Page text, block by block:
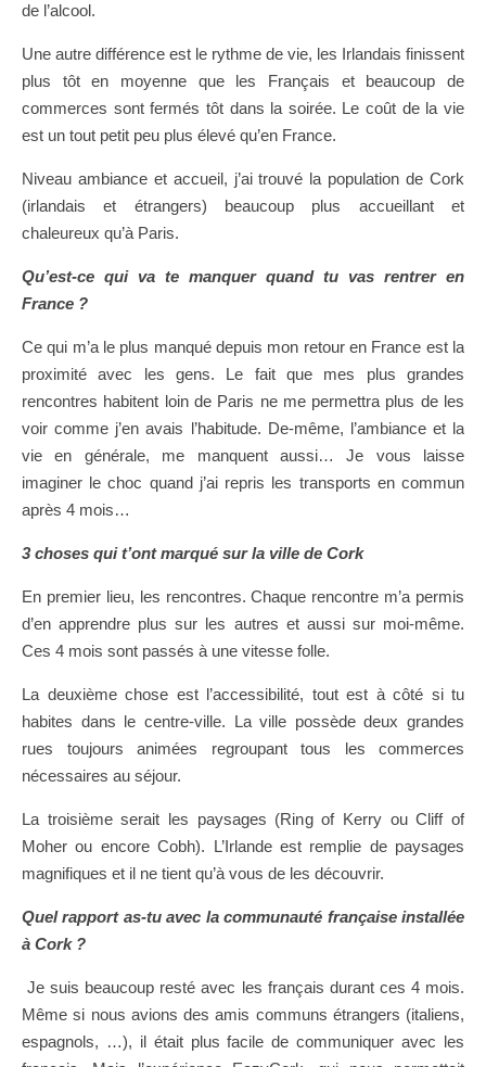
de l’alcool.
Une autre différence est le rythme de vie, les Irlandais finissent
plus tôt en moyenne que les Français et beaucoup de
commerces sont fermés tôt dans la soirée. Le coût de la vie
est un tout petit peu plus élevé qu’en France.
Niveau ambiance et accueil, j’ai trouvé la population de Cork
(irlandais et étrangers) beaucoup plus accueillant et
chaleureux qu’à Paris.
Qu’est-ce qui va te manquer quand tu vas rentrer en
France ?
Ce qui m’a le plus manqué depuis mon retour en France est la
proximité avec les gens. Le fait que mes plus grandes
rencontres habitent loin de Paris ne me permettra plus de les
voir comme j’en avais l’habitude. De-même, l’ambiance et la
vie en générale, me manquent aussi… Je vous laisse
imaginer le choc quand j’ai repris les transports en commun
après 4 mois…
3 choses qui t’ont marqué sur la ville de Cork
En premier lieu, les rencontres. Chaque rencontre m’a permis
d’en apprendre plus sur les autres et aussi sur moi-même.
Ces 4 mois sont passés à une vitesse folle.
La deuxième chose est l’accessibilité, tout est à côté si tu
habites dans le centre-ville. La ville possède deux grandes
rues toujours animées regroupant tous les commerces
nécessaires au séjour.
La troisième serait les paysages (Ring of Kerry ou Cliff of
Moher ou encore Cobh). L’Irlande est remplie de paysages
magnifiques et il ne tient qu’à vous de les découvrir.
Quel rapport as-tu avec la communauté française installée
à Cork ?
Je suis beaucoup resté avec les français durant ces 4 mois.
Même si nous avions des amis communs étrangers (italiens,
espagnols, …), il était plus facile de communiquer avec les